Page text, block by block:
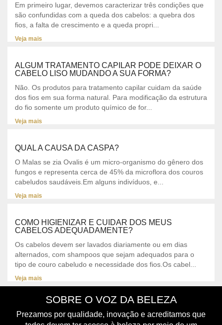
Em primeiro lugar, devemos caracterizar três condições que
são confundidas com a queda dos cabelos: a quebra dos
fios, a falta de crescimento e a queda propri...
Veja mais
ALGUM TRATAMENTO CAPILAR PODE DEIXAR O
CABELO LISO MUDANDO A SUA FORMA?
Não. Os produtos para tratamento capilar cuidam da saúde
dos fios em sua forma natural. Para modificação da estrutura
do fio somente um produto químico de for...
Veja mais
QUAL A CAUSA DA CASPA?
O Malas se zia Ovalis é um micro-organismo do gênero dos
fungos e representa cerca de 45% da microflora dos couros
cabeludos saudáveis.Em alguns indivíduos, e...
Veja mais
COMO HIGIENIZAR E CUIDAR DOS MEUS
CABELOS ADEQUADAMENTE?
Os cabelos devem ser lavados diariamente ou em dias
alternados, com shampoos que sejam adequados para o
tipo de couro cabeludo e necessidade dos fios.Os cabel...
Veja mais
SOBRE O VOZ DA BELEZA
Prezamos por qualidade, inovação e acreditamos que